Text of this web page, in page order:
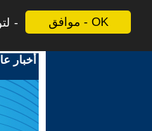
موافق - OK
أخبار